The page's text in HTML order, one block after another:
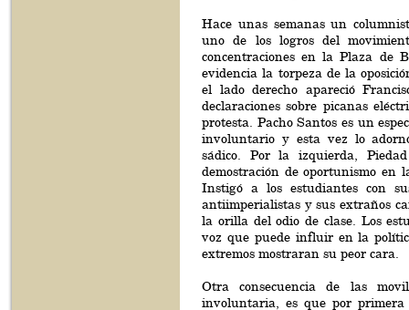
Hace unas semanas un
uno de los logros del
concentraciones en la Plaza de
evidencia la torpeza de la
el lado derecho apareció
declaraciones sobre picanas
protesta. Pacho Santos es un
involuntario y esta vez lo
sádico. Por la izquierda,
demostración de oportunismo en
Instigó a los estudiantes con
antiimperialistas y sus extraños
la orilla del odio de clase. Los
voz que puede influir en la
extremos mostraran su peor cara.
Otra consecuencia de las
involuntaria, es que por primera